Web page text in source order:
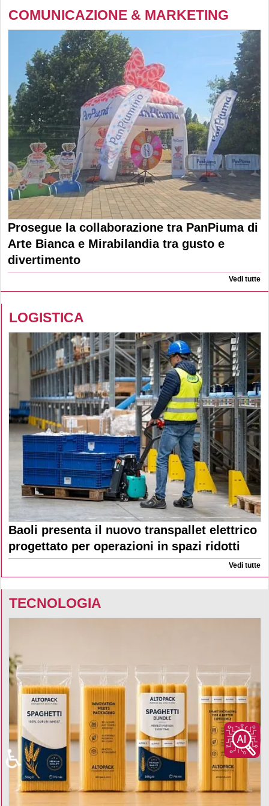
COMUNICAZIONE & MARKETING
Prosegue la collaborazione tra PanPiuma di
Arte Bianca e Mirabilandia tra gusto e
divertimento
Vedi tutte
LOGISTICA
Baoli presenta il nuovo transpallet elettrico
progettato per operazioni in spazi ridotti
Vedi tutte
TECNOLOGIA